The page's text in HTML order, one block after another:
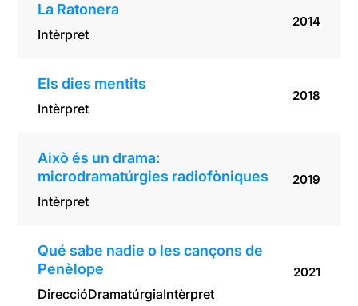
La Ratonera
Intèrpret
2014
Els dies mentits
Intèrpret
2018
Això és un drama:
microdramatúrgies radiofòniques
Intèrpret
2019
Qué sabe nadie o les cançons de
Penèlope
DireccióDramatúrgiaIntèrpret
2021